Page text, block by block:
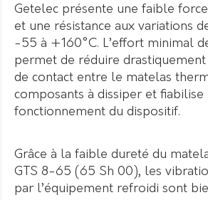
Getelec présente une faible
et une résistance aux variations
-55 à +160°C. L’effort minimal
permet de réduire drastiquement
de contact entre le matelas
composants à dissiper et
fonctionnement du dispositif.
Grâce à la faible dureté du
GTS 8-65 (65 Sh 00), les
par l’équipement refroidi sont